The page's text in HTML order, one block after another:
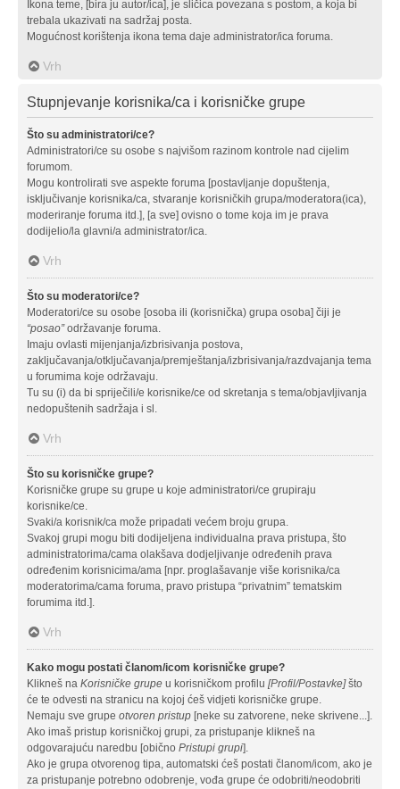
Ikona teme, [bira ju autor/ica], je sličica povezana s postom, a koja bi
trebala ukazivati na sadržaj posta.
Mogućnost korištenja ikona tema daje administrator/ica foruma.
Vrh
Stupnjevanje korisnika/ca i korisničke grupe
Što su administratori/ce?
Administratori/ce su osobe s najvišom razinom kontrole nad cijelim
forumom.
Mogu kontrolirati sve aspekte foruma [postavljanje dopuštenja,
isključivanje korisnika/ca, stvaranje korisničkih grupa/moderatora(ica),
moderiranje foruma itd.], [a sve] ovisno o tome koja im je prava
dodijelio/la glavni/a administrator/ica.
Vrh
Što su moderatori/ce?
Moderatori/ce su osobe [osoba ili (korisnička) grupa osoba] čiji je
“posao”održavanje foruma.
Imaju ovlasti mijenjanja/izbrisivanja postova,
zaključavanja/otključavanja/premještanja/izbrisivanja/razdvajanja tema
u forumima koje održavaju.
Tu su (i) da bi spriječili/e korisnike/ce od skretanja s tema/objavljivanja
nedopuštenih sadržaja i sl.
Vrh
Što su korisničke grupe?
Korisničke grupe su grupe u koje administratori/ce grupiraju
korisnike/ce.
Svaki/a korisnik/ca može pripadati većem broju grupa.
Svakoj grupi mogu biti dodijeljena individualna prava pristupa, što
administratorima/cama olakšava dodjeljivanje određenih prava
određenim korisnicima/ama [npr. proglašavanje više korisnika/ca
moderatorima/cama foruma, pravo pristupa “privatnim” tematskim
forumima itd.].
Vrh
Kako mogu postati članom/icom korisničke grupe?
Klikneš na Korisničke grupe u korisničkom profilu [Profil/Postavke]što
će te odvesti na stranicu na kojoj ćeš vidjeti korisničke grupe.
Nemaju sve grupe otvoren pristup [neke su zatvorene, neke skrivene...].
Ako imaš pristup korisničkoj grupi, za pristupanje klikneš na
odgovarajuću naredbu [obično Pristupi grupi].
Ako je grupa otvorenog tipa, automatski ćeš postati članom/icom, ako je
za pristupanje potrebno odobrenje, vođa grupe će odobriti/neodobriti